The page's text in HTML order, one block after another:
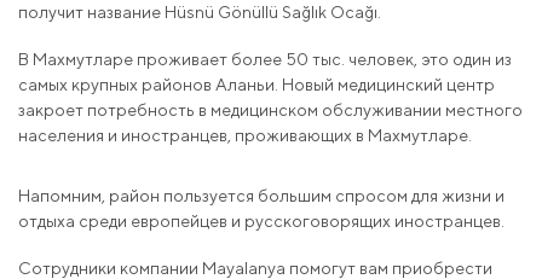
получит название Hüsnü Gönüllü Sağlık Ocağı.
В Махмутларе проживает более 50 тыс. человек, это один из
самых крупных районов Аланьи. Новый медицинский центр
закроет потребность в медицинском обслуживании местного
населения и иностранцев, проживающих в Махмутларе.
Напомним, район пользуется большим спросом для жизни и
отдыха среди европейцев и русскоговорящих иностранцев.
Сотрудники компании Mayalanya помогут вам приобрести